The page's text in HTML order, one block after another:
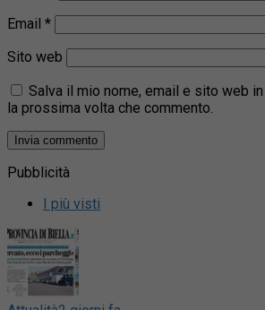
Email *
Sito web
Salva il mio nome, email e sito web
la prossima volta che commento.
Pubblicità
I più visti